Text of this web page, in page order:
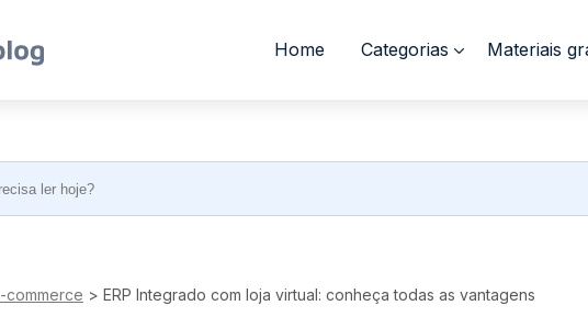
Home Categorias Materiais
commerce > ERP Integrado com loja virtual: conheça todas as vantagens